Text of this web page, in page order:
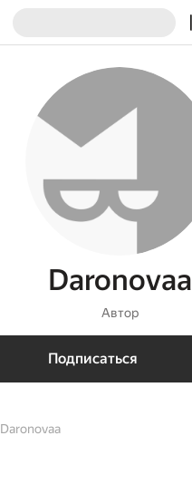
Daronovaa
Автор
Подписаться
Daronovaa